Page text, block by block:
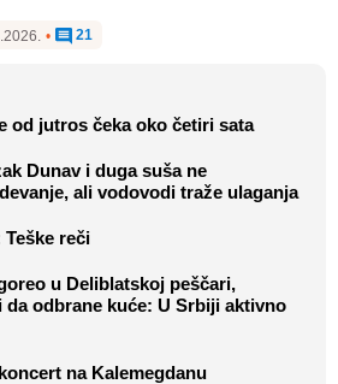
• 21
od jutros čeka oko četiri sata
Dunav i duga suša ne
ali vodovodi traže ulaganja
reči
u Deliblatskoj peščari,
odbrane kuće: U Srbiji aktivno
na Kalemegdanu